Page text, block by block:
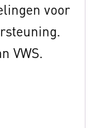
voor
VWS.